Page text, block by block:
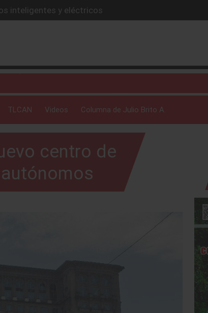
y acelera su estrategia global
en México
y sacude la postventa automotriz.
km
TLCAN Videos Columna de Julio Brito A.
centro de